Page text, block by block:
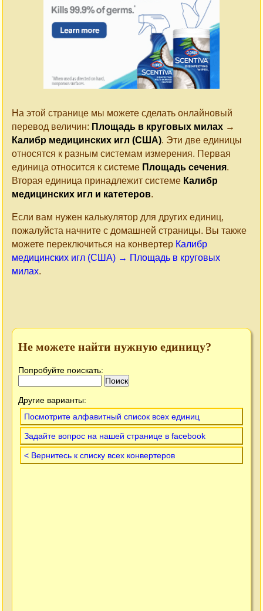
На этой странице мы можете сделать онлайновый
перевод величин: Площадь в круговых милах →
Калибр медицинских игл (США). Эти две единицы
относятся к разным системам измерения. Первая
единица относится к системе Площадь сечения.
Вторая единица принадлежит системе Калибр
медицинских игл и катетеров.
Если вам нужен калькулятор для других единиц,
пожалуйста начните с домашней страницы. Вы также
можете переключиться на конвертер Калибр
медицинских игл (США) → Площадь в круговых
милах.
Не можете найти нужную единицу?
Попробуйте поискать:
Другие варианты:
Посмотрите алфавитный список всех единиц
Задайте вопрос на нашей странице в facebook
< Вернитесь к списку всех конвертеров